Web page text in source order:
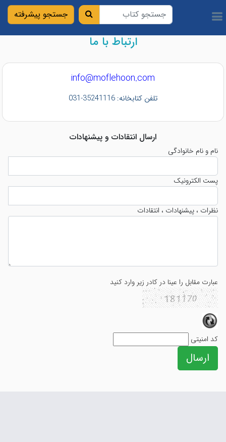
ارتباط با ما
تلفن كتابخانه: 35241116-031
ارسال انتقادات و پیشنهادات
نام و نام خانوادگی
پست الکترونیک
نظرات ، پیشنهادات ، انتقادات
عبارت مقابل را عینا در کادر زیر وارد کنید
کد امنیتی